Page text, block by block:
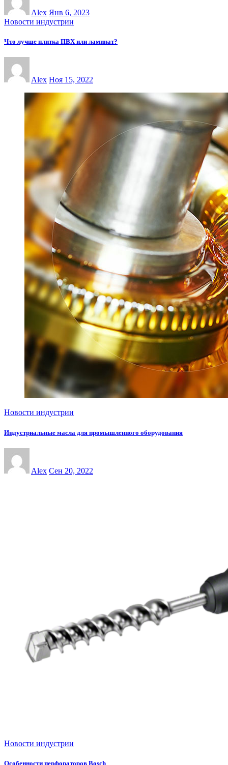
Alex Янв 6, 2023
Новости индустрии
Что лучше плитка ПВХ или ламинат?
Alex Ноя 15, 2022
Новости индустрии
Индустриальные масла для промышленного оборудования
Alex Сен 20, 2022
Новости индустрии
Особенности перфораторов Bosch